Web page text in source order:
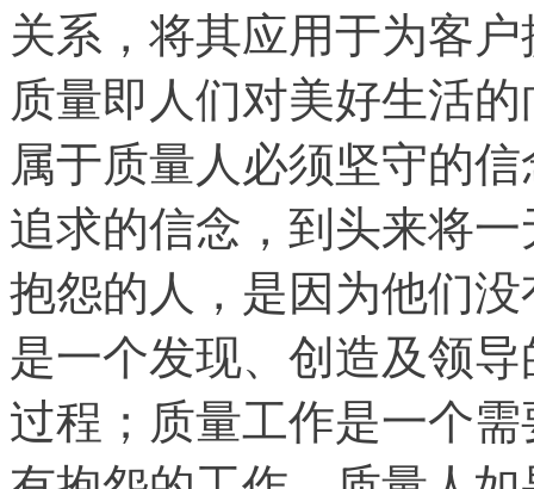
关系，将其应用于为客
质量即人们对美好生活
属于质量人必须坚守的
追求的信念，到头来将
抱怨的人，是因为他们
是一个发现、创造及领
过程；质量工作是一个